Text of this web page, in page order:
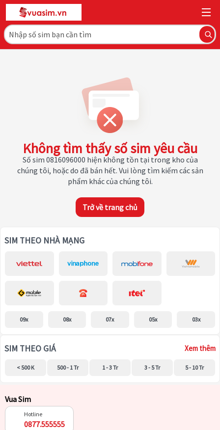
Không tìm thấy số sim yêu cầu
Số sim 0816096000 hiện không tồn tại trong kho của
chúng tôi, hoặc do đã bán hết. Vui lòng tìm kiếm các sản
phẩm khác của chúng tôi.
Trở về trang chủ
SIM THEO NHÀ MẠNG
09x 08x 07x 05x 03x
SIM THEO GIÁ Xem thêm
< 500 K 500 - 1 Tr 1 - 3 Tr 3 - 5 Tr 5 - 10 Tr
Vua Sim
Hotline
0877.555555